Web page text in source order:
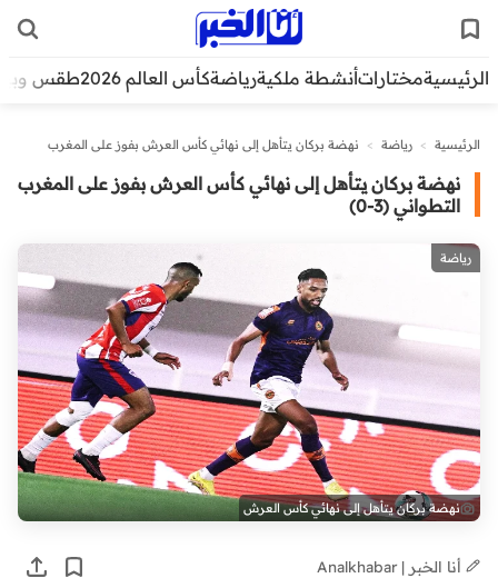
الرئيسيةمختاراتأنشطة ملكيةرياضةكأس العالم 2026 طقس
الرئيسية > رياضة >
نهضة بركان يتأهل إلى نهائي كأس العرش بفوز على المغرب
نهضة بركان يتأهل إلى نهائي كأس العرش بفوز على المغرب
التطواني (3-0)
رياضة
نهضة بركان يتأهل إلى نهائي كأس العرش
أنا الخبر | Analkhabar